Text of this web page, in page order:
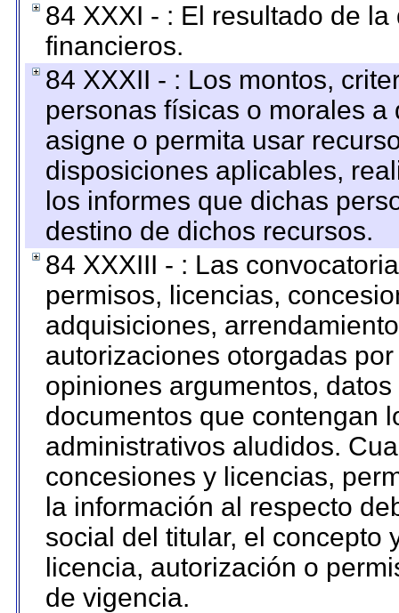
84 XXXI - : El resultado de
financieros.
84 XXXII - : Los montos,
personas físicas o morales
asigne o permita usar
disposiciones aplicables,
los informes que dichas
destino de dichos recursos.
84 XXXIII - : Las
permisos, licencias,
adquisiciones,
autorizaciones otorgadas
opiniones argumentos,
documentos que contengan
administrativos aludidos.
concesiones y licencias,
la información al respecto
social del titular, el concepto
licencia, autorización o
de vigencia.